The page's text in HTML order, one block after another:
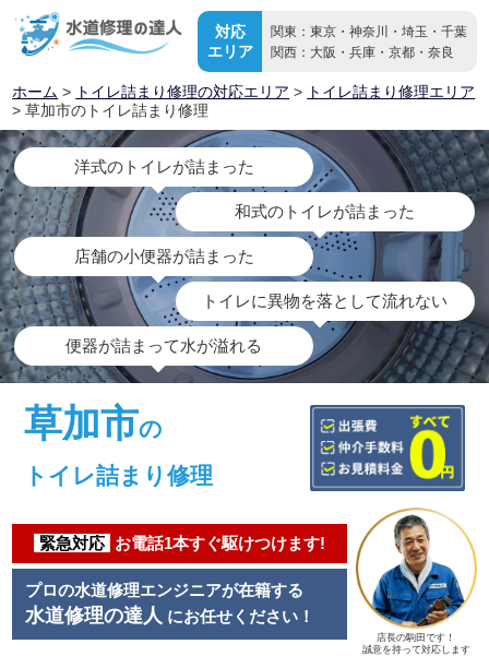
対応
エリア
関東：東京・神奈川・埼玉・千葉
関西：大阪・兵庫・京都・奈良
ホーム > トイレ詰まり修理の対応エリア > トイレ詰まり修理エリア
> 草加市のトイレ詰まり修理
洋式のトイレが詰まった
和式のトイレが詰まった
店舗の小便器が詰まった
トイレに異物を落として流れない
便器が詰まって水が溢れる
草加市の
トイレ詰まり修理
緊急対応 お電話1本すぐ駆けつけます!
プロの水道修理エンジニアが在籍する
水道修理の達人 にお任せください！
店長の駒田です！
誠意を持って対応します